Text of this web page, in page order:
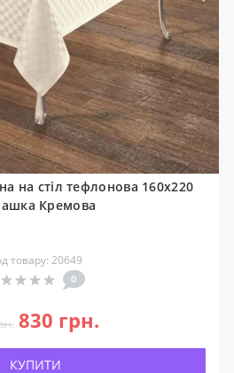
на стіл тефлонова 160x220
Кремова
товару: 20649
0
830 грн.
КУПИТИ